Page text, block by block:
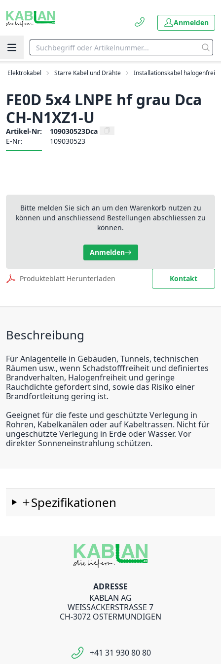
Anmelden
Elektrokabel Starre Kabel und Drähte Installationskabel halogenfrei
FE0D 5x4 LNPE hf grau Dca
CH-N1XZ1-U
Artikel-Nr:
109030523Dca
E-Nr:
109030523
Bitte melden Sie sich an um den Warenkorb nutzen zu
können und anschliessend Bestellungen abschliessen zu
können.
Anmelden
Produkteblatt Herunterladen Kontakt
Beschreibung
Für Anlagenteile in Gebäuden, Tunnels, technischen
Räumen usw., wenn Schadstofffreiheit und definiertes
Brandverhalten, Halogenfreiheit und geringe
Rauchdichte gefordert sind, sowie das Risiko einer
Brandfortleitung gering ist.
Geeignet für die feste und geschützte Verlegung in
Rohren, Kabelkanälen oder auf Kabeltrassen. Nicht für
ungeschützte Verlegung in Erde oder Wasser. Vor
direkter Sonneneinstrahlung schützen.
Spezifikationen
ADRESSE
KABLAN AG
WEISSACKERSTRASSE 7
CH-3072 OSTERMUNDIGEN
+41 31 930 80 80